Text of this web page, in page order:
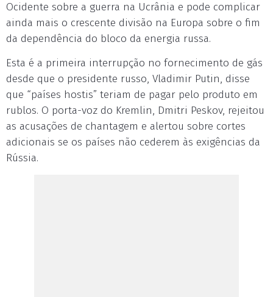
Ocidente sobre a guerra na Ucrânia e pode complicar
ainda mais o crescente divisão na Europa sobre o fim
da dependência do bloco da energia russa.
Esta é a primeira interrupção no fornecimento de gás
desde que o presidente russo, Vladimir Putin, disse
que “países hostis” teriam de pagar pelo produto em
rublos. O porta-voz do Kremlin, Dmitri Peskov, rejeitou
as acusações de chantagem e alertou sobre cortes
adicionais se os países não cederem às exigências da
Rússia.